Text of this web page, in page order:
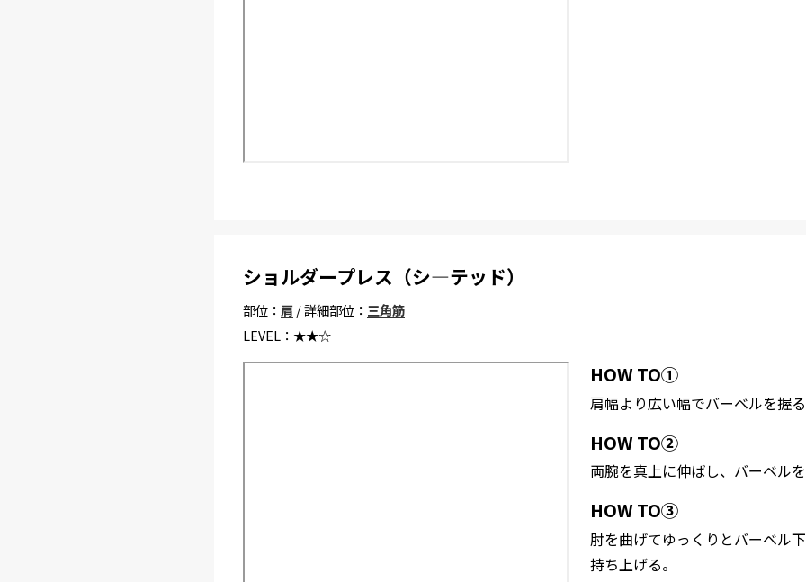
ショルダープレス（シ―テッド）
部位： 肩/ 詳細部位： 三角筋
LEVEL： ★★☆
HOW TO①
肩幅より広い幅でバーベルを握
HOW TO②
両腕を真上に伸ばし、バーベル
HOW TO③
肘を曲げてゆっくりとバーベル
持ち上げる。